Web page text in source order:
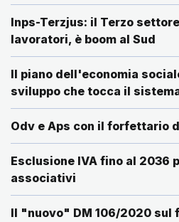
Inps-Terzjus: il Terzo
lavoratori, è boom al Sud
Il piano dell'economia
sviluppo che tocca il
Odv e Aps con il forfettario
Esclusione IVA fino al 2036
associativi
Il "nuovo" DM 106/2020 sul